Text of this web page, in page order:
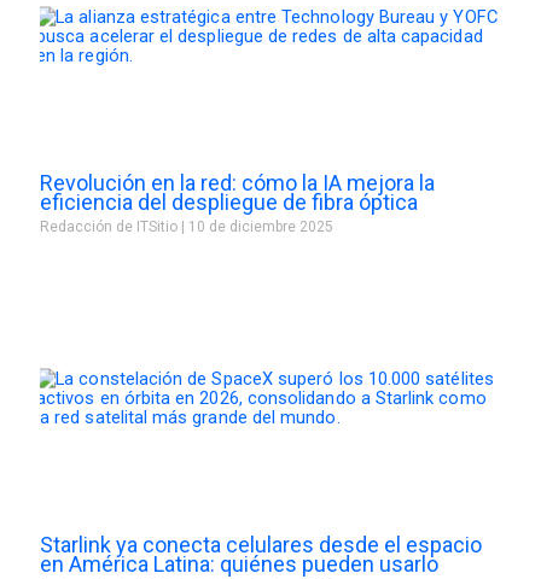
Revolución en la red: cómo la IA mejora la
eficiencia del despliegue de fibra óptica
Redacción de ITSitio 10 de diciembre 2025
Starlink ya conecta celulares desde el espacio
en América Latina: quiénes pueden usarlo